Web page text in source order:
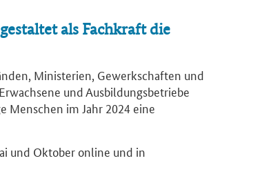
als Fachkraft die
Ministerien, Gewerkschaften und
und Ausbildungsbetriebe
Menschen im Jahr 2024 eine
und Oktober online und in